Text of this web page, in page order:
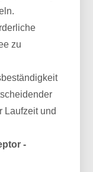
zu
Laufzeit und
-